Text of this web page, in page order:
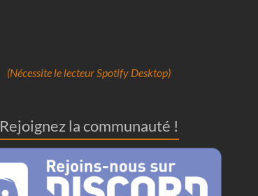
(Nécessite le lecteur Spotify Desktop)
Rejoignez la communauté !